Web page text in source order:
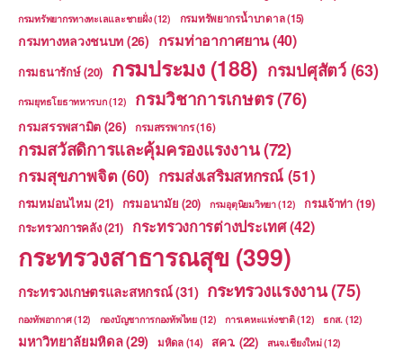
กรมทรัพยากรทางทะเลและชายฝั่ง(12) กรมทรัพยากรน้ำบาดาล(15)
กรมทางหลวงชนบท (26) กรมท่าอากาศยาน(40)
กรมธนารักษ์(20) กรมประมง(188) กรมปศุสัตว์(63)
กรมยุทธโยธาทหารบก(12) กรมวิชาการเกษตร(76)
กรมสรรพสามิต (26) กรมสรรพากร(16)
กรมสวัสดิการและคุ้มครองแรงงาน(72)
กรมสุขภาพจิต(60) กรมส่งเสริมสหกรณ์(51)
กรมหม่อนไหม (21) กรมอนามัย (20) กรมอุตุนิยมวิทยา(12) กรมเจ้าท่า(19)
กระทรวงการคลัง(21) กระทรวงการต่างประเทศ(42)
กระทรวงสาธารณสุข (399)
กระทรวงเกษตรและสหกรณ์(31) กระทรวงแรงงาน(75)
กองทัพอากาศ(12) กองบัญชาการกองทัพไทย(12) การเคหะแห่งชาติ(12) ธกส. (12)
มหาวิทยาลัยมหิดล(29) มหิดล(14) สคว. (22) สนจ.เชียงใหม่(12)